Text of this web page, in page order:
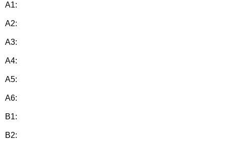
A1:
A2:
A3:
A4:
A5:
A6:
B1:
B2: